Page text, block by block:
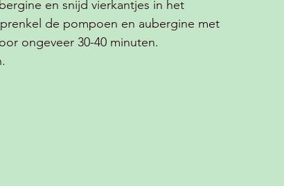
en snijd vierkantjes in het
de pompoen en aubergine met
ongeveer 30-40 minuten.